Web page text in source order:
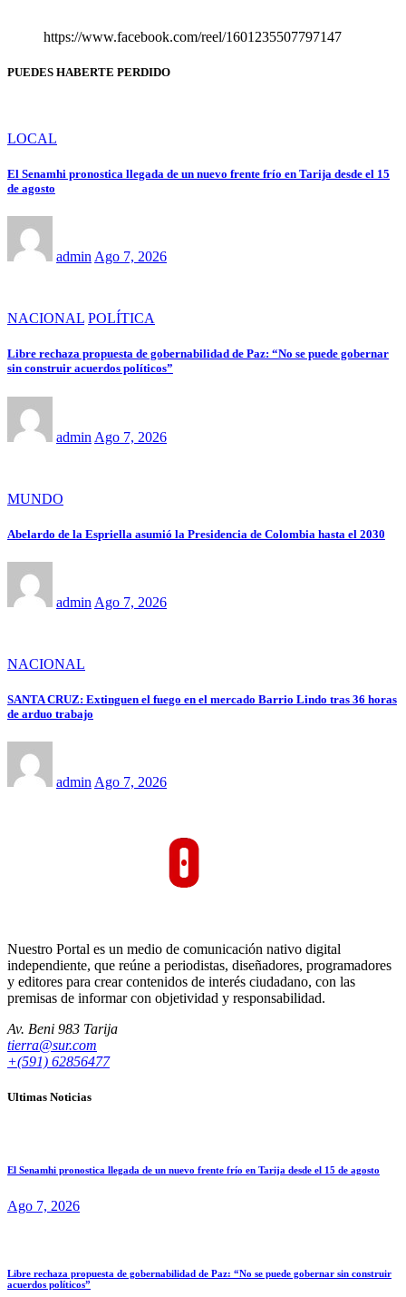
https://www.facebook.com/reel/1601235507797147
PUEDES HABERTE PERDIDO
LOCAL
El Senamhi pronostica llegada de un nuevo frente frío en Tarija desde el 15
de agosto
admin Ago 7, 2026
NACIONAL POLÍTICA
Libre rechaza propuesta de gobernabilidad de Paz: “No se puede gobernar
sin construir acuerdos políticos”
admin Ago 7, 2026
MUNDO
Abelardo de la Espriella asumió la Presidencia de Colombia hasta el 2030
admin Ago 7, 2026
NACIONAL
SANTA CRUZ: Extinguen el fuego en el mercado Barrio Lindo tras 36 horas
de arduo trabajo
admin Ago 7, 2026
Nuestro Portal es un medio de comunicación nativo digital
independiente, que reúne a periodistas, diseñadores, programadores
y editores para crear contenidos de interés ciudadano, con las
premisas de informar con objetividad y responsabilidad.
Av. Beni 983 Tarija
tierra@sur.com
+(591) 62856477
Ultimas Noticias
El Senamhi pronostica llegada de un nuevo frente frío en Tarija desde el 15 de agosto
Ago 7, 2026
Libre rechaza propuesta de gobernabilidad de Paz: “No se puede gobernar sin construir
acuerdos políticos”